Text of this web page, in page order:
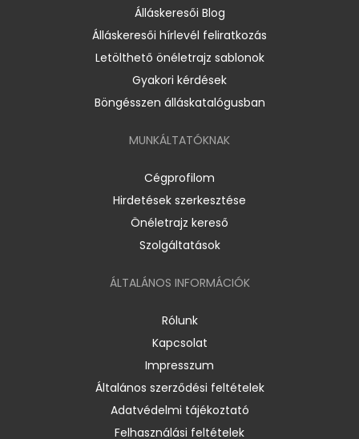
Álláskeresői Blog
Álláskeresői hírlevél feliratkozás
Letölthető önéletrajz sablonok
Gyakori kérdések
Böngésszen álláskatalógusban
MUNKÁLTATÓKNAK
Cégprofilom
Hirdetések szerkesztése
Önéletrajz kereső
Szolgáltatások
ÁLTALÁNOS INFORMÁCIÓK
Rólunk
Kapcsolat
Impresszum
Általános szerződési feltételek
Adatvédelmi tájékoztató
Felhasználási feltételek